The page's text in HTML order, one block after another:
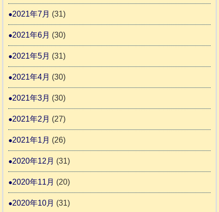
2021年7月 (31)
2021年6月 (30)
2021年5月 (31)
2021年4月 (30)
2021年3月 (30)
2021年2月 (27)
2021年1月 (26)
2020年12月 (31)
2020年11月 (20)
2020年10月 (31)